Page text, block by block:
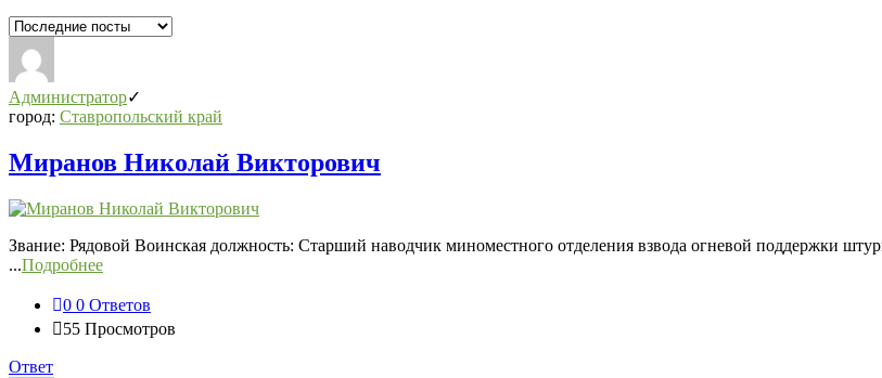
Администратор
город: Ставропольский край
Миранов Николай Викторович
Звание: Рядовой Воинская должность: Старший наводчик миноместного отделения взвода огневой поддержки
...Подробнее
0 0 Ответов
55 Просмотров
Ответ